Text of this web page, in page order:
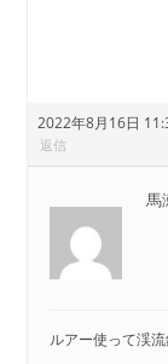
2022年8月16日
返信
馬
ルアー使って渓